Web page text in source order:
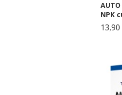
NPK
13,90